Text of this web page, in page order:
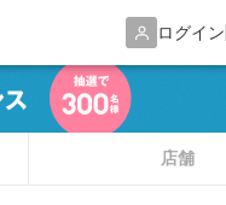
ログイン
店舗